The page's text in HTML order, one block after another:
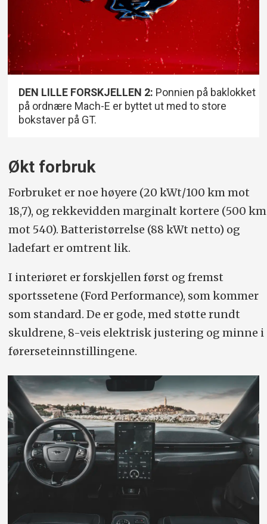
DEN LILLE FORSKJELLEN 2: Ponnien på baklokket
på ordnære Mach-E er byttet ut med to store
bokstaver på GT.
Økt forbruk
Forbruket er noe høyere (20 kWt/100 km mot
18,7), og rekkevidden marginalt kortere (500 km
mot 540). Batteristørrelse (88 kWt netto) og
ladefart er omtrent lik.
I interiøret er forskjellen først og fremst
sportssetene (Ford Performance), som kommer
som standard. De er gode, med støtte rundt
skuldrene, 8-veis elektrisk justering og minne i
førerseteinnstillingene.